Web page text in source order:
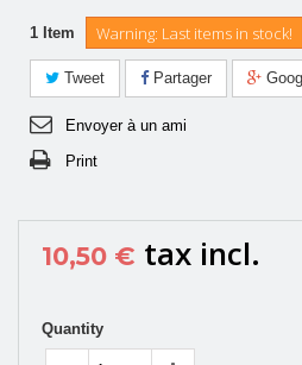
1 Item Warning: Last items in stock!
Tweet Partager
Envoyer à un ami
Print
10,50 € tax incl.
Quantity